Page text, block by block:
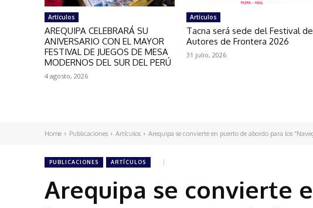
Artículos
AREQUIPA CELEBRARÁ SU
ANIVERSARIO CON EL MAYOR
FESTIVAL DE JUEGOS DE MESA
MODERNOS DEL SUR DEL PERÚ
4 agosto, 2026
Artículos
Tacna será sede del Festival de
Autores de Frontera 2026
31 julio, 2026